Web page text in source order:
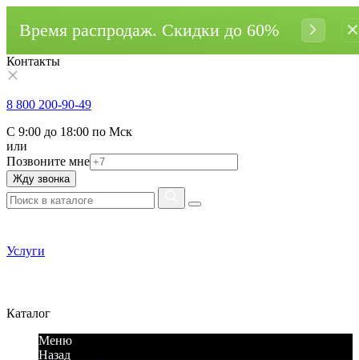
Время распродаж. Cкидки до 60%
Контакты
8 800 200-90-49
С 9:00 до 18:00 по Мск
или
Позвоните мне
Жду звонка
Услуги
Каталог
Меню
Назад